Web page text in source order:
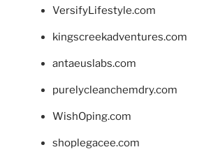
VersifyLifestyle.com
kingscreekadventures.com
antaeuslabs.com
purelycleanchemdry.com
WishOping.com
shoplegacee.com